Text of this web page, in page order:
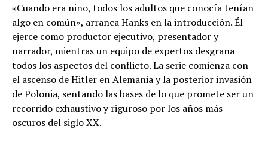
«Cuando era niño, todos los adultos que conocía tenían
algo en común», arranca Hanks en la introducción. Él
ejerce como productor ejecutivo, presentador y
narrador, mientras un equipo de expertos desgrana
todos los aspectos del conflicto. La serie comienza con
el ascenso de Hitler en Alemania y la posterior invasión
de Polonia, sentando las bases de lo que promete ser un
recorrido exhaustivo y riguroso por los años más
oscuros del siglo XX.